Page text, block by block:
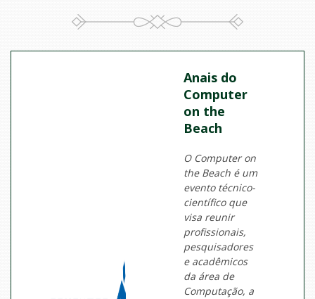
Anais do
Computer
on the
Beach
O Computer on
the Beach é um
evento técnico-
científico que
visa reunir
profissionais,
pesquisadores
e acadêmicos
da área de
Computação, a